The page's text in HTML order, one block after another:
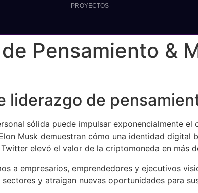
PROYECTOS
Pensamiento &
liderazgo de
sólida puede impulsar exponencialmente
Musk demuestran cómo una identidad
elevó el valor de la criptomoneda en más
a empresarios, emprendedores y ejecutivos
y atraigan nuevas oportunidades para